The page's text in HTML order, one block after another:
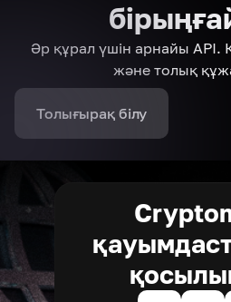
Әр құрал үшін арнайы
және толық
Толығырақ білу